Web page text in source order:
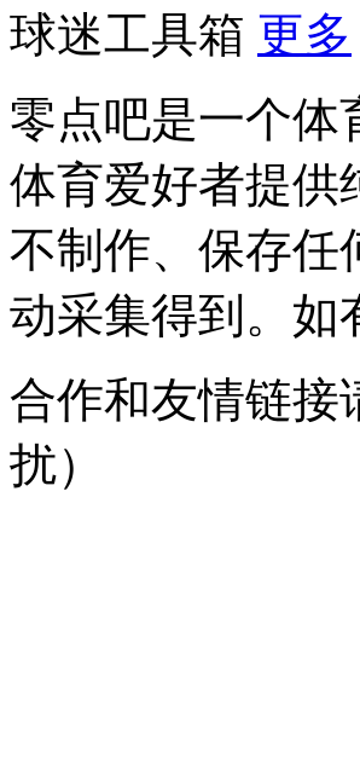
球迷工具箱 更多
零点吧是一个体
体育爱好者提供
不制作、保存任
动采集得到。如
合作和友情链接
扰）